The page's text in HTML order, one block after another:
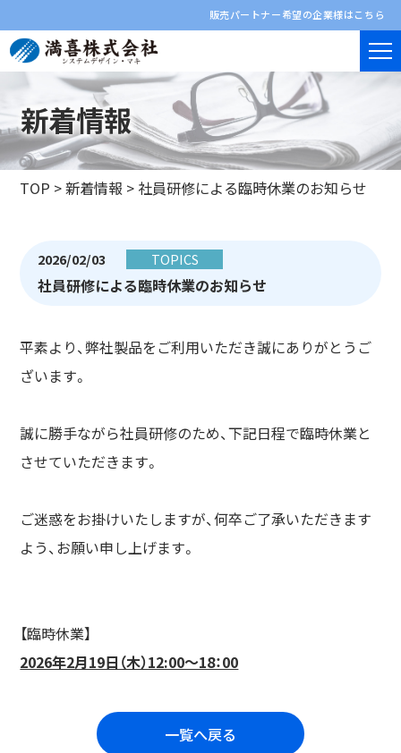
販売パートナー希望の企業様はこちら
新着情報
TOP >新着情報 > 社員研修による臨時休業のお知らせ
2026/02/03 TOPICS
社員研修による臨時休業のお知らせ
平素より、弊社製品をご利用いただき誠にありがとうご
ざいます。
誠に勝手ながら社員研修のため、下記日程で臨時休業と
させていただきます。
ご迷惑をお掛けいたしますが、何卒ご了承いただきます
よう、お願い申し上げます。
【臨時休業】
2026年2月19日（木）12:00～18：00
一覧へ戻る